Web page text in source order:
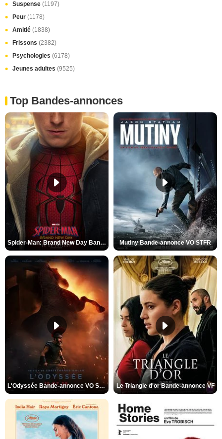
Suspense (1197)
Peur (1178)
Amitié (1838)
Frissons (2382)
Psychologies (6178)
Jeunes adultes (9525)
Top Bandes-annonces
Spider-Man: Brand New Day Bande-annonce VO STFR Mutiny Bande-annonce VO STFR
L'Odyssée Bande-annonce VO STFR Le Triangle d'or Bande-annonce VF